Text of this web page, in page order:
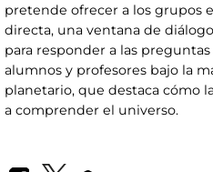
pretende ofrecer a los grupos
directa, una ventana de
para responder a las
alumnos y profesores bajo la
planetario, que destaca cómo
a comprender el universo.